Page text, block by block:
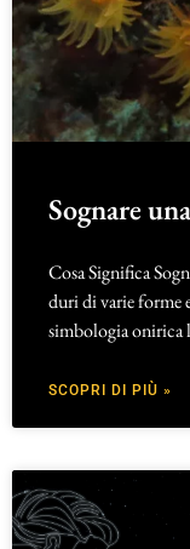
Sognare
Cosa Significa
duri di varie forme
simbologia onirica
SCOPRI DI PIÙ »